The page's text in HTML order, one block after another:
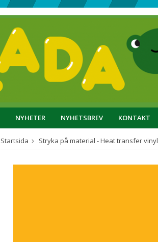
NYHETER NYHETSBREV KONTAKT
Startsida Stryka på material - Heat transfer vinyl